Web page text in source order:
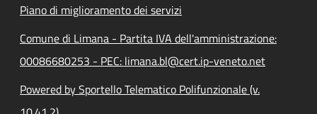
Piano di miglioramento dei servizi
Comune di Limana - Partita IVA dell'amministrazione:
00086680253 - PEC: limana.bl@cert.ip-veneto.net
Powered by Sportello Telematico Polifunzionale (v.